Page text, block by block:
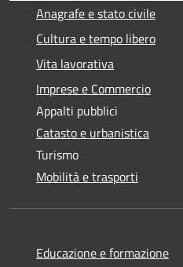
Anagrafe e stato civile
Cultura e tempo libero
Vita lavorativa
Imprese e Commercio
Appalti pubblici
Catasto e urbanistica
Turismo
Mobilità e trasporti
Educazione e formazione